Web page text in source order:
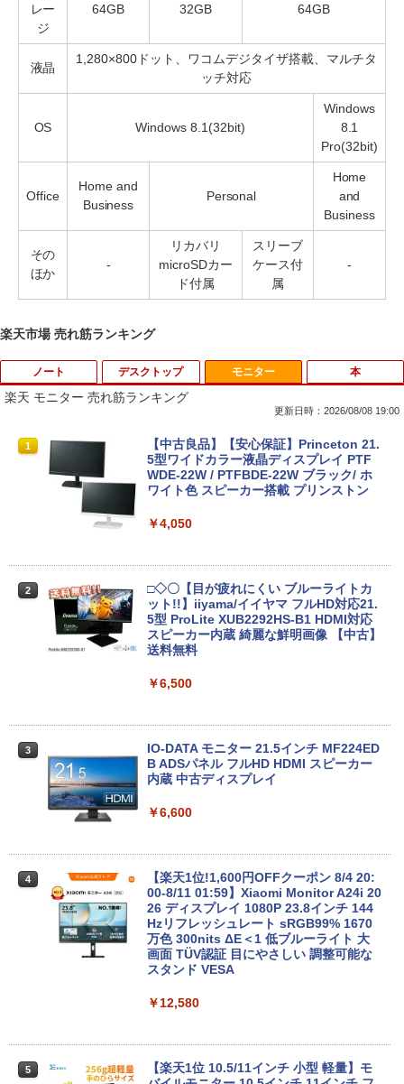
レー
ジ
64GB 32GB 64GB
液晶
1,280×800ドット、ワコムデジタイザ搭載、マルチタ
ッチ対応
OS Windows 8.1(32bit)
Windows
8.1
Pro(32bit)
Office
Home and
Business
Personal
Home
and
Business
その
ほか
-
リカバリ
microSDカー
ド付属
スリーブ
ケース付
属
-
楽天市場 売れ筋ランキング
ノート
1
【中古】 富士通 LIFEBOOK A A561/D C
eleron B710 1.6GHz Windows7世代のP
C 均一 BIOS表示可 ジャンクPC 送料無
料 [95213]
￥3,500
2
R160-NEC Chromebook Y2 1点 Chrom
eOS 11.6型 CPU Intel Celeron N4020
メモリ 4GB LPDDR4 SSD 32GB eMMC
2021製 WebKカメラ付き 360度回転可
能 ACアダプタ付き 【中古品整備品】
￥5,980
3
【★最大100%ポイント】【大特価!訳あ
り!】富士通 LIFEBOOK A576/第6世代 C
ore i3/メモリ:4GB/SSD:128GB/15.6型液
パソコン ノートパソコン Windows11 W
￥8,999
【訳あり特価】【最新Office2024】レッ
ツノート SZ5〜SV8 Panasonic 第6〜8
世代 Core i5 新品SSD 512GB メモリ16
GB Win11 12.1型FHD Webカメラ 無線L
ク FHD 事務 学習 パナソニック 中古 パ
￥15,980
デスクトップ モニター
楽天 モニター 売れ筋ランキング
更新日時：2026/08/08 19:00
1
【中古良品】【安心保証】Princeton 21.
5型ワイドカラー液晶ディスプレイ PTF
WDE-22W / PTFBDE-22W ブラック/ ホ
ワイト色 スピーカー搭載 プリンストン
￥4,050
2
□◇〇【目が疲れにくい ブルーライトカ
ット!!】iiyama/イイヤマ フルHD対応21.
5型 ProLite XUB2292HS-B1 HDMI対応
スピーカー内蔵 綺麗な鮮明画像 【中古】
送料無料
￥6,500
3
IO-DATA モニター 21.5インチ MF224ED
B ADSパネル フルHD HDMI スピーカー
内蔵 中古ディスプレイ
￥6,600
4
【楽天1位!1,600円OFFクーポン 8/4 20:
00-8/11 01:59】Xiaomi Monitor A24i 20
26 ディスプレイ 1080P 23.8インチ 144
Hzリフレッシュレート sRGB99% 1670
万色 300nits ΔE＜1 低ブルーライト 大
画面 TÜV認証 目にやさしい 調整可能な
スタンド VESA
￥12,580
5
【楽天1位 10.5/11インチ 小型 軽量】モ
本